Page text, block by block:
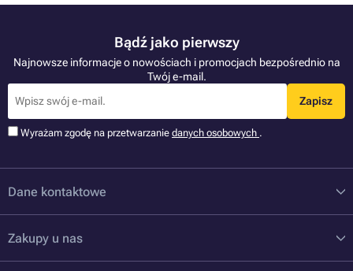
Bądź jako pierwszy
Najnowsze informacje o nowościach i promocjach bezpośrednio na
Twój e-mail.
Zapisz
Wyrażam zgodę na przetwarzanie danych osobowych .
Dane kontaktowe
Zakupy u nas